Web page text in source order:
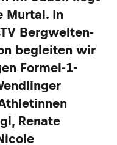
Murtal. In
Bergwelten-
begleiten wir
Formel-1-
Renate